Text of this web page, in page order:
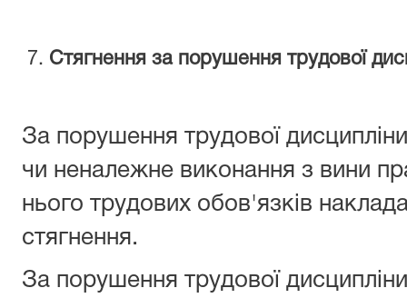
7. Стягнення за порушення трудової
За порушення трудової
чи неналежне виконання з вини
нього трудових обов'язків
стягнення.
За порушення трудової